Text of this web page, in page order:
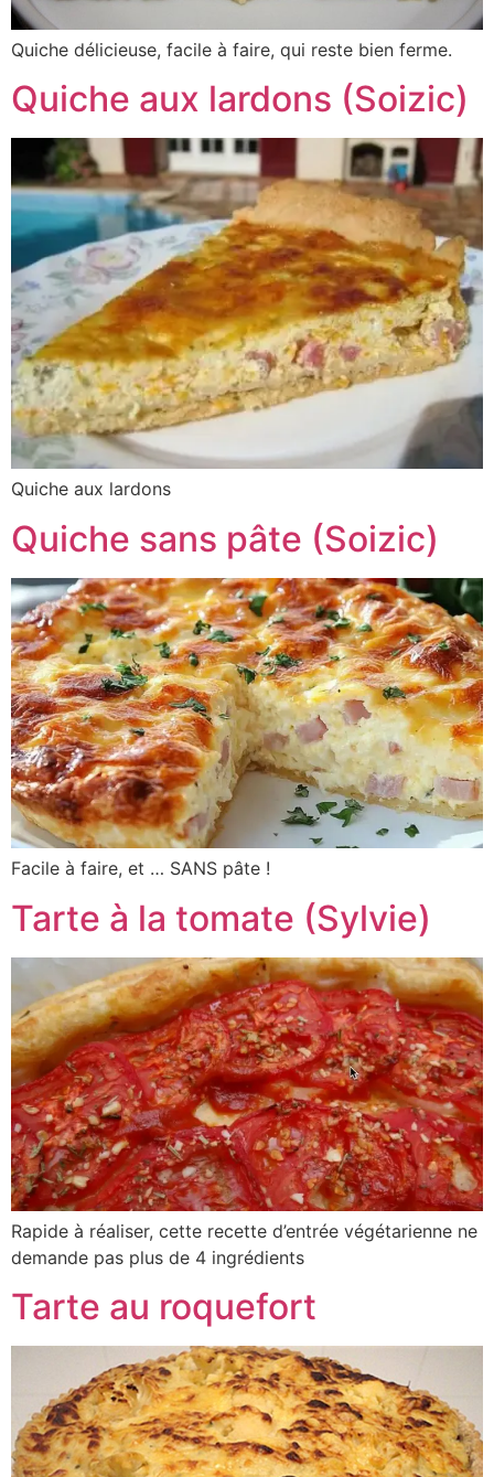
Quiche délicieuse, facile à faire, qui reste bien ferme.
Quiche aux lardons (Soizic)
Quiche aux lardons
Quiche sans pâte (Soizic)
Facile à faire, et … SANS pâte !
Tarte à la tomate (Sylvie)
Rapide à réaliser, cette recette d’entrée végétarienne ne
demande pas plus de 4 ingrédients
Tarte au roquefort